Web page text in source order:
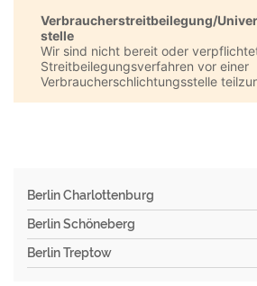
Verbraucher­streit­beilegung/
stelle
Wir sind nicht bereit oder
Streitbeilegungsverfahren vor einer
Verbraucherschlichtungsstelle
Berlin Charlottenburg
Berlin Schöneberg
Berlin Treptow